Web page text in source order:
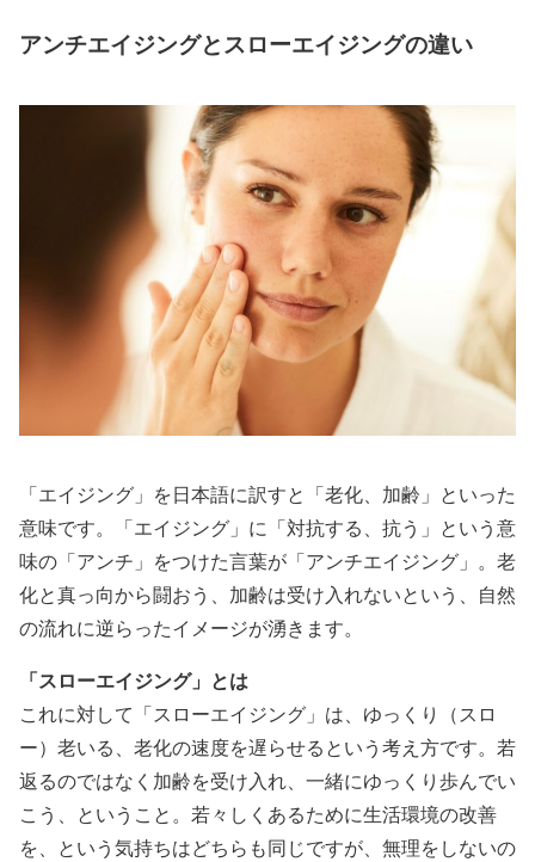
アンチエイジングとスローエイジングの違い
「エイジング」を日本語に訳すと「老化、加齢」といった
意味です。「エイジング」に「対抗する、抗う」という意
味の「アンチ」をつけた言葉が「アンチエイジング」。老
化と真っ向から闘おう、加齢は受け入れないという、自然
の流れに逆らったイメージが湧きます。
「スローエイジング」とは
これに対して「スローエイジング」は、ゆっくり（スロ
ー）老いる、老化の速度を遅らせるという考え方です。若
返るのではなく加齢を受け入れ、一緒にゆっくり歩んでい
こう、ということ。若々しくあるために生活環境の改善
を、という気持ちはどちらも同じですが、無理をしないの